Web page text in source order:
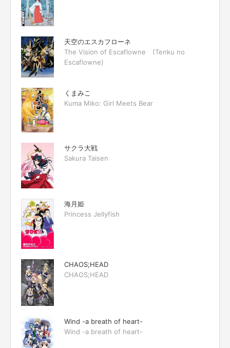
天空のエスカフローネ
The Vision of Escaflowne (Tenku no
Escaflowne)
くまみこ
Kuma Miko: Girl Meets Bear
サクラ大戦
Sakura Taisen
海月姫
Princess Jellyfish
CHAOS;HEAD
CHAOS;HEAD
Wind -a breath of heart-
Wind -a breath of heart-